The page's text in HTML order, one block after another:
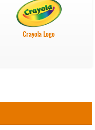
Crayola Logo